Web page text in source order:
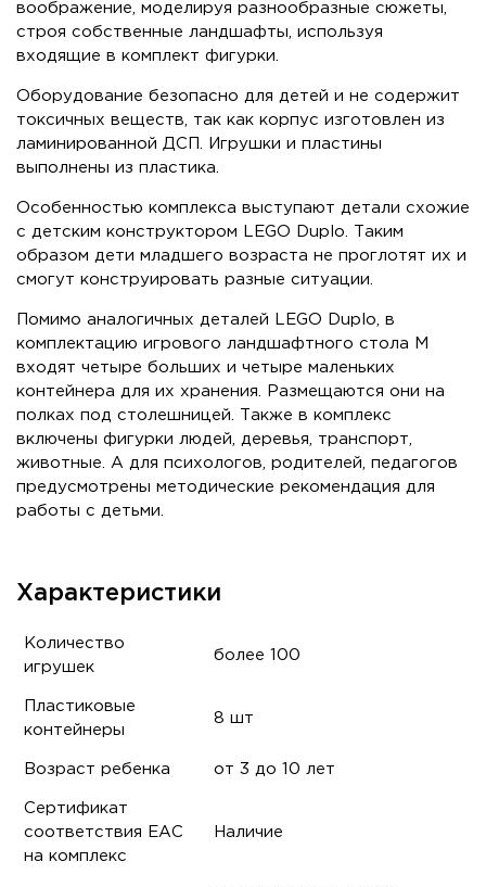
воображение, моделируя разнообразные сюжеты,
строя собственные ландшафты, используя
входящие в комплект фигурки.
Оборудование безопасно для детей и не содержит
токсичных веществ, так как корпус изготовлен из
ламинированной ДСП. Игрушки и пластины
выполнены из пластика.
Особенностью комплекса выступают детали схожие
с детским конструктором LEGO Duplo. Таким
образом дети младшего возраста не проглотят их и
смогут конструировать разные ситуации.
Помимо аналогичных деталей LEGO Duplo, в
комплектацию игрового ландшафтного стола M
входят четыре больших и четыре маленьких
контейнера для их хранения. Размещаются они на
полках под столешницей. Также в комплекс
включены фигурки людей, деревья, транспорт,
животные. А для психологов, родителей, педагогов
предусмотрены методические рекомендация для
работы с детьми.
Характеристики
Количество
игрушек
более 100
Пластиковые
контейнеры
8 шт
Возраст ребенка от 3 до 10 лет
Сертификат
соответствия ЕАС
на комплекс
Наличие